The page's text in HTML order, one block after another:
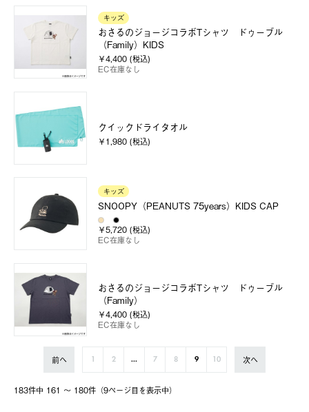
キッズ
おさるのジョージコラボTシャツ ドゥーブル
（Family）KIDS
￥4,400 (税込)
EC在庫なし
クイックドライタオル
￥1,980 (税込)
キッズ
SNOOPY（PEANUTS 75years）KIDS CAP
￥5,720 (税込)
EC在庫なし
おさるのジョージコラボTシャツ ドゥーブル
（Family）
￥4,400 (税込)
EC在庫なし
183件中 161 〜 180件（9ページ⽬を表⽰中）
前へ 2 ... 7 8 9 10 次へ